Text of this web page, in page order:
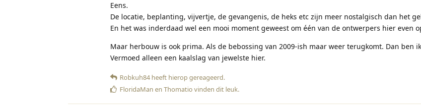
Eens.
De locatie, beplanting, vijvertje, de gevangenis, de heks etc zijn meer nostalgisch dan het
En het was inderdaad wel een mooi moment geweest om één van de ontwerpers hier even
Maar herbouw is ook prima. Als de bebossing van 2009-ish maar weer terugkomt. Dan ben
Vermoed alleen een kaalslag van jewelste hier.
Robkuh84heeft hierop gereageerd.
FloridaMan en Thomatio vinden dit leuk.